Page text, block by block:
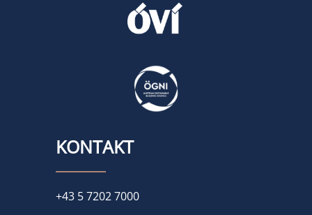
KONTAKT
+43 5 7202 7000